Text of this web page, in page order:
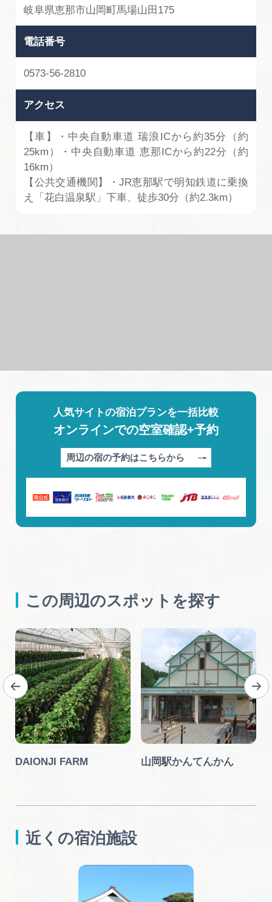
お問い合わせ
運営組織
広告掲載
サイトポリシー
岐阜県恵那市山岡町馬場山田175
電話番号
0573-56-2810
アクセス
【車】・中央自動車道 瑞浪ICから約35分（約
25km）・中央自動車道 恵那ICから約22分（約
16km）
【公共交通機関】・JR恵那駅で明知鉄道に乗換
え「花白温泉駅」下車、徒歩30分（約2.3km）
人気サイトの宿泊プランを一括比較
オンラインでの空室確認+予約
周辺の宿の予約はこちらから
この周辺のスポットを探す
DAIONJI FARM 山岡駅かんてんかん
近くの宿泊施設